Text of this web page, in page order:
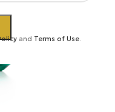
and Terms of Use.